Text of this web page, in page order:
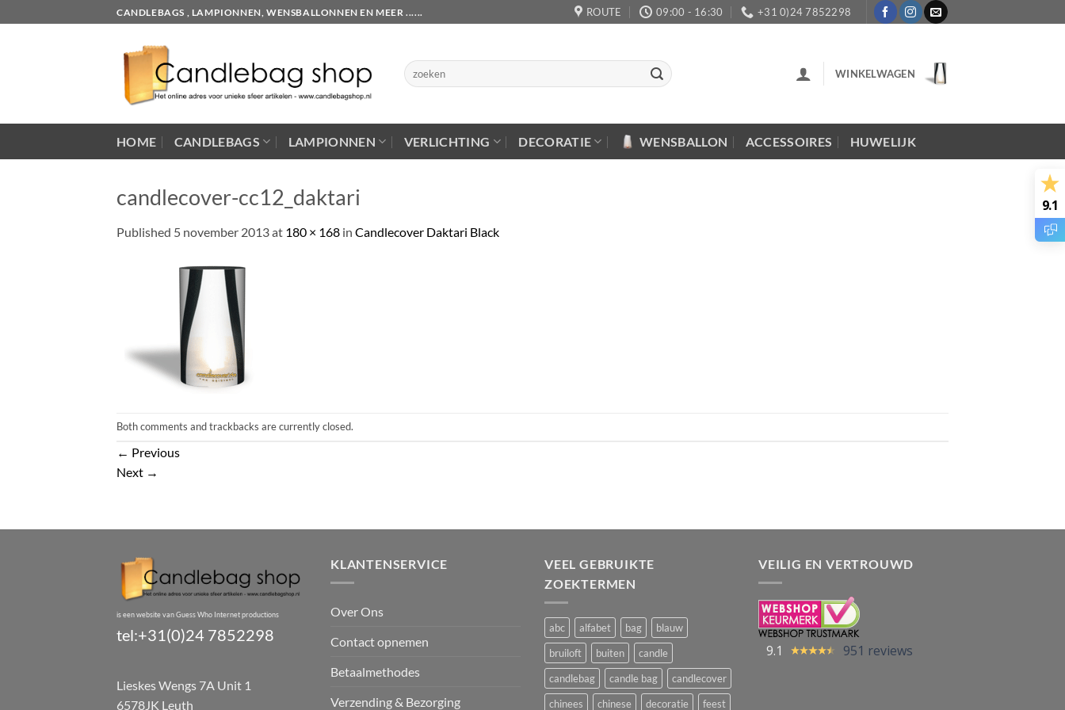
to
CANDLEBAGS , LAMPIONNEN, WENSBALLONNEN EN MEER ...... ROUTE 09:00 - 16:30 +31 0)24 7852298
Zoeken
naar:
WINKELWAGEN
HOME CANDLEBAGS LAMPIONNEN VERLICHTING DECORATIE WENSBALLON ACCESSOIRES HUWELIJK
candlecover-cc12_daktari
Published 5 november 2013at 180 × 168 in Candlecover Daktari Black
Both comments and trackbacks are currently closed.
← Previous
Next →
is een website van Guess Who Internet productions
tel:+31(0)24 7852298
Lieskes Wengs 7A Unit 1
6578JK Leuth
KLANTENSERVICE
Over Ons
Contact opnemen
Betaalmethodes
Verzending & Bezorging
VEEL GEBRUIKTE
ZOEKTERMEN
abc alfabet bag
blauw
bruiloft
buiten
candle
candlebag
candle bag
candlecover
chinees
chinese decoratie feest
VEILIG EN VERTROUWD
9.1 951 reviews
9.1